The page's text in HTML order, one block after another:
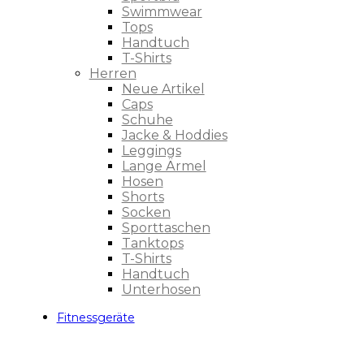
Swimmwear
Tops
Handtuch
T-Shirts
Herren
Neue Artikel
Caps
Schuhe
Jacke & Hoddies
Leggings
Lange Ärmel
Hosen
Shorts
Socken
Sporttaschen
Tanktops
T-Shirts
Handtuch
Unterhosen
Fitnessgeräte